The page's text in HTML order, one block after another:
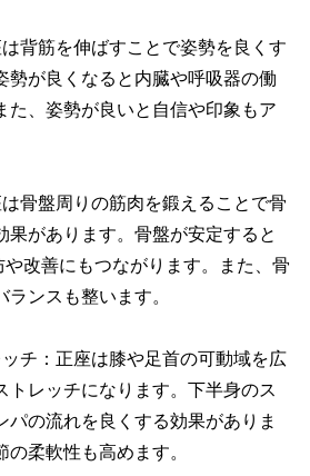
は背筋を伸ばすことで姿勢を良くす
勢が良くなると内臓や呼吸器の働
た、姿勢が良いと自信や印象もア
は骨盤周りの筋肉を鍛えることで骨
果があります。骨盤が安定すると
改善にもつながります。また、骨
ンスも整います。
ッチ：正座は膝や足首の可動域を広
トレッチになります。下半身のス
パの流れを良くする効果がありま
柔軟性も高めます。